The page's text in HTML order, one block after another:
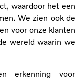
waardoor het een
We zien ook de
voor onze klanten
wereld waarin we
erkenning voor